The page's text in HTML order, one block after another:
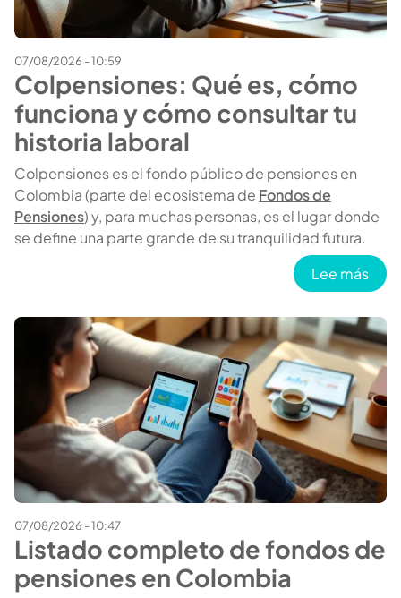
07/08/2026 - 10:59
Colpensiones: Qué es, cómo
funciona y cómo consultar tu
historia laboral
Colpensiones es el fondo público de pensiones en
Colombia (parte del ecosistema de Fondos de
Pensiones) y, para muchas personas, es el lugar donde
se define una parte grande de su tranquilidad futura.
Lee más
07/08/2026 - 10:47
Listado completo de fondos de
pensiones en Colombia